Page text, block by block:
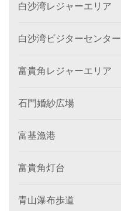
白沙湾レジャーエリア
白沙湾ビジターセンター
富貴角レジャーエリア
石門婚紗広場
富基漁港
富貴角灯台
青山瀑布歩道